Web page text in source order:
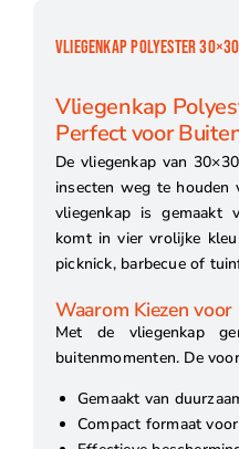
VLIEGENKAP POLYESTER
Vliegenkap
Perfect voor
De vliegenkap van
insecten weg te houden
vliegenkap is gemaakt
komt in vier vrolijke
picknick, barbecue of
Waarom Kiezen voor
Met de vliegenkap
buitenmomenten. De
Gemaakt van
Compact formaat